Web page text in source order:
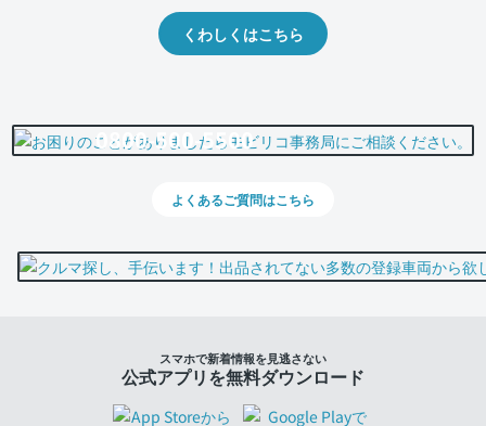
くわしくはこちら
0800-500-5500
よくあるご質問はこちら
スマホで新着情報を見逃さない
公式アプリを無料ダウンロード